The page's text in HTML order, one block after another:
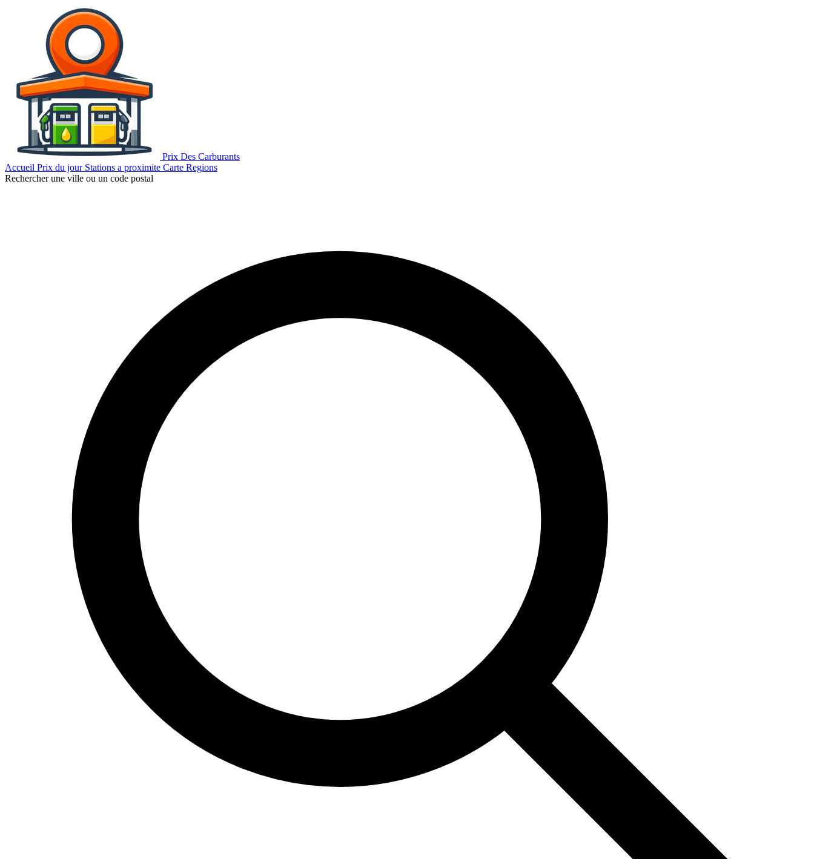
Prix Des Carburants
Accueil Prix du jour Stations a proximite Carte Regions
Rechercher une ville ou un code postal